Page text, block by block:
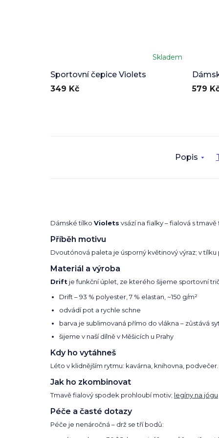
Sportovní čepice Violets
Skladem
349 Kč
je
579
Popis
Dámské tílko Violets vsází na fialky – fialová s tmavě
Příběh motivu
Dvoutónová paleta je úsporný květinový výraz; v
Materiál a výroba
Drift je funkční úplet, ze kterého šijeme sportovní
Drift – 93 % polyester, 7 % elastan, ~150 g/m²
odvádí pot a rychle schne
barva je sublimovaná přímo do vlákna – zůstává
šijeme v naší dílně v Měšicích u Prahy
Kdy ho vytáhneš
Léto v klidnějším rytmu: kavárna, knihovna, podvečer.
Jak ho zkombinovat
Tmavě fialový spodek prohloubí motiv; legíny na jógu
Péče a časté dotazy
Péče je nenáročná – drž se tří bodů: